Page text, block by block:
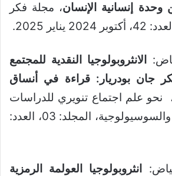
وحدة إنسانية الإنسان، مجلة فكر
2025.
الانثروبولوجيا النقدية للمجتمع
جان بودريار: قراءة في أنساق
نحو علم اجتماع تنويري للدراسات
والأبحاث الإنسانية والسوسيولوجية، المجلد: 03، العدد:
انثروبولوجيا العولمة الرمزية